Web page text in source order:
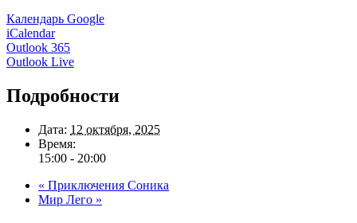
Календарь Google
iCalendar
Outlook 365
Outlook Live
Подробности
Дата: 12 октября, 2025
Время:
15:00 - 20:00
« Приключения Соника
Мир Лего »